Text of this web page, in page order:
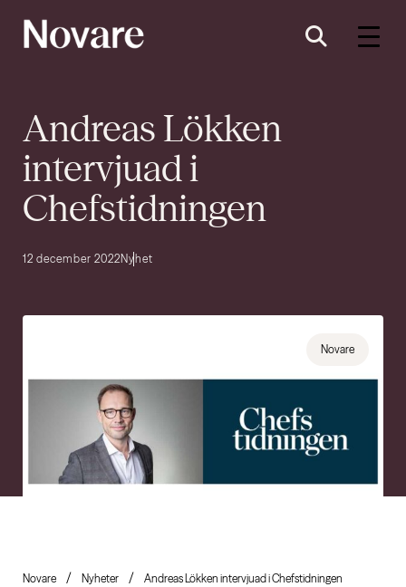
Andreas Lökken
intervjuad i
Chefstidningen
12 december 2022Nyhet
Novare
Novare Nyheter Andreas Lökken intervjuad i Chefstidningen